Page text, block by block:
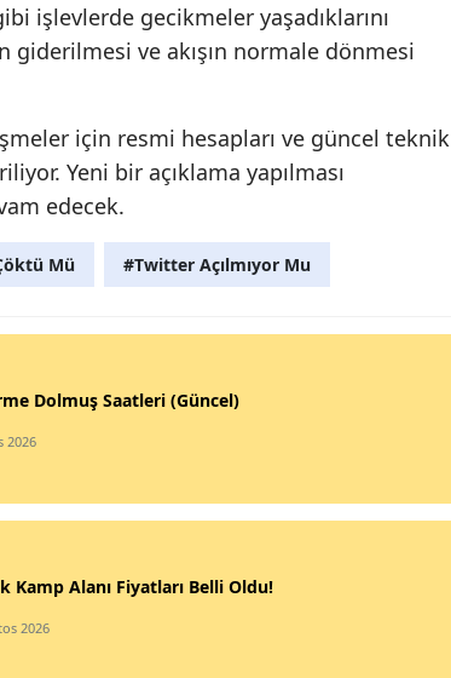
işlevlerde gecikmeler yaşadıklarını
ve akışın normale dönmesi
için resmi hesapları ve güncel teknik
Yeni bir açıklama yapılması
edecek.
Mü #Twitter Açılmıyor Mu
Dolmuş Saatleri (Güncel)
2026
Kamp Alanı Fiyatları Belli Oldu!
2026